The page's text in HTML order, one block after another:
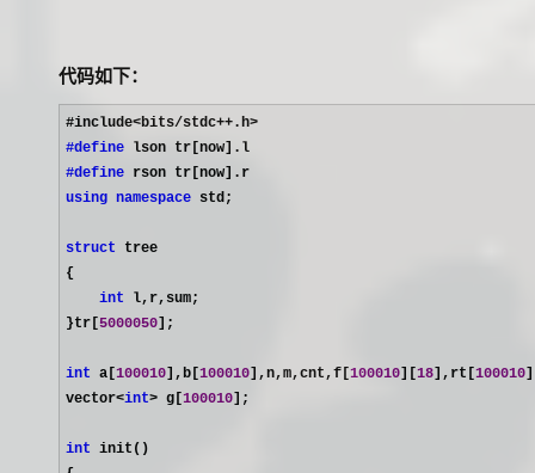
代码如下：
#define
#define
using namespace std;
struct tree
{
int l,r,sum;
}tr[5000050];
int a[100010],b[100010],n,m,cnt,f[100010][18],rt[100010
vector<int> g[100010];
int init()